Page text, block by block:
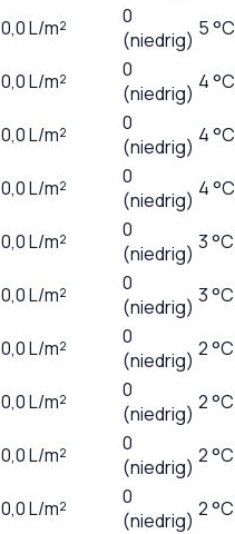
0,0L/m²
0
(niedrig) 5 °C
0,0L/m²
0
(niedrig) 4 °C
0,0L/m²
0
(niedrig) 4 °C
0,0L/m²
0
(niedrig) 4 °C
0,0L/m²
0
(niedrig) 3 °C
0,0L/m²
0
(niedrig) 3 °C
0,0L/m²
0
(niedrig) 2 °C
0,0L/m²
0
(niedrig) 2 °C
0,0L/m²
0
(niedrig) 2 °C
0,0L/m²
0
(niedrig) 2 °C